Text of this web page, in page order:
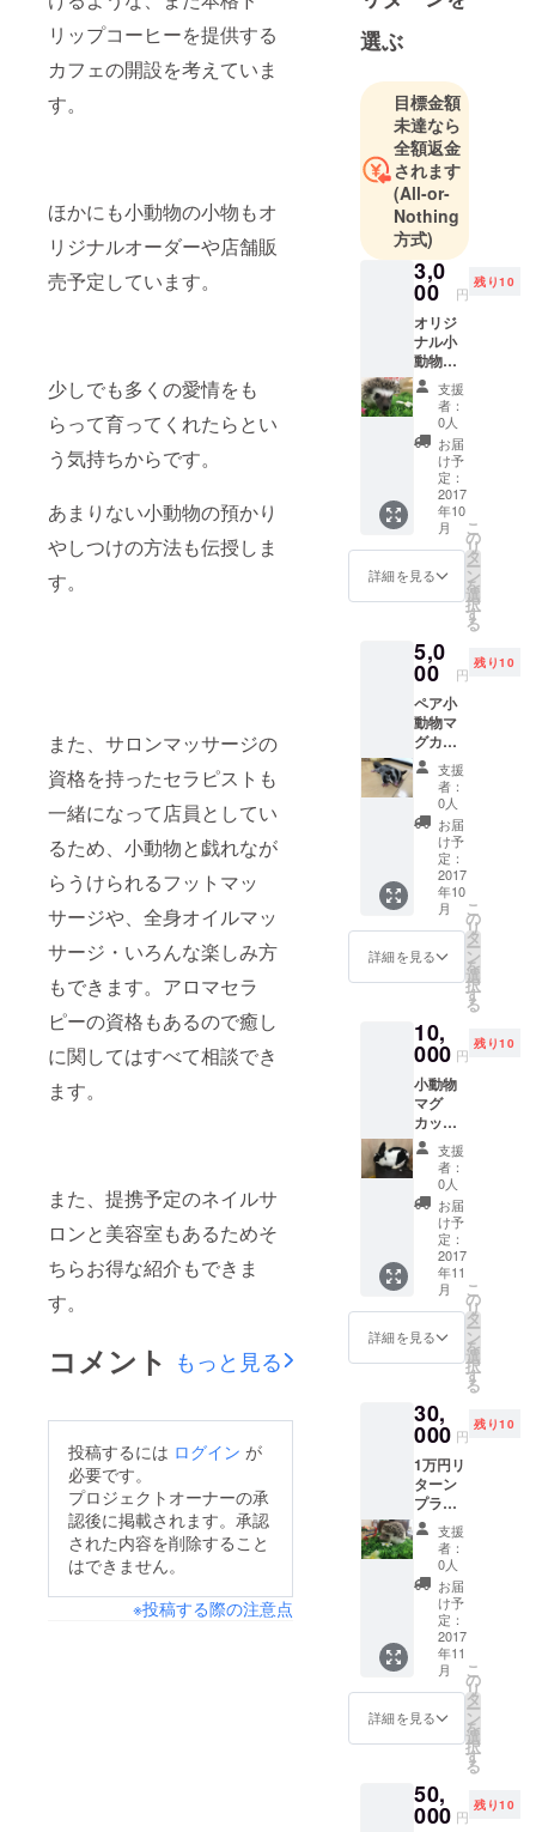
リップコーヒーを提供する
カフェの開設を考えていま
す。
ほかにも小動物の小物もオ
リジナルオーダーや店舗販
売予定しています。
少しでも多くの愛情をも
らって育ってくれたらとい
う気持ちからです。
あまりない小動物の預かり
やしつけの方法も伝授しま
す。
また、サロンマッサージの
資格を持ったセラピストも
一緒になって店員としてい
るため、小動物と戯れなが
らうけられるフットマッ
サージや、全身オイルマッ
サージ・いろんな楽しみ方
もできます。アロマセラ
ピーの資格もあるので癒し
に関してはすべて相談でき
ます。
また、提携予定のネイルサ
ロンと美容室もあるためそ
ちらお得な紹介もできま
す。
コメント もっと見る
投稿するには ログイン が
必要です。
プロジェクトオーナーの承
認後に掲載されます。承認
された内容を削除すること
はできません。
※投稿する際の注意点
選ぶ
目標金額
未達なら
全額返金
されます
(All-or-
Nothing
方式)
3,0
00 円
残り10
オリジ
ナル小
動物マ
グカッ
プ 支援
者：
0人
お届
け予
定：
2017
年10
月
詳細を見る
こ
の
リ
タ
ー
ン
を
選
択
す
る
5,0
00 円
残り10
ペア小
動物マ
グカッ
プ
支援
者：
0人
お届
け予
定：
2017
年10
月
詳細を見る
こ
の
リ
タ
ー
ン
を
選
択
す
る
10,
000 円
残り10
小動物
マグ
カップ
開店記
念ご招
待無料
触れ合
い・餌
やり
支援
者：
0人
お届
け予
定：
2017
年11
月
詳細を見る
こ
の
リ
タ
ー
ン
を
選
択
す
る
30,
000 円
残り10
1万円リ
ターン
プラン
＋カ
フェ無
料＋
フット
マッ
サージ
体験
支援
者：
0人
お届
け予
定：
2017
年11
月
詳細を見る
こ
の
リ
タ
ー
ン
を
選
択
す
る
50,
000 円
残り10